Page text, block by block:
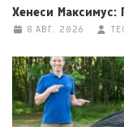
Хенеси
8 АВГ. 2026